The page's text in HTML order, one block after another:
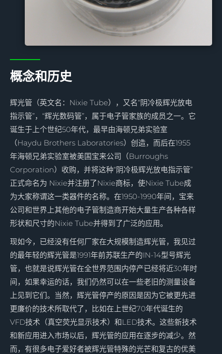
概念和历史
辉光管（英文名：Nixie Tube），又名“阴冷极辉光放电
指示管”，“辉光数码管”，属于电子管家族的成员之一。它
诞生于上个世纪50年代，最早由海顿兄弟实验室
（Haydu Brothers Laboratories）创造，而后在1955
年海顿兄弟实验室被美国宝来公司（Burroughs
Corporation）收购，并将这种“阴冷极辉光放电指示管”
正式命名为 Nixie并注册了Nixie商标，使Nixie Tube成
为大家称谓这一类器件的名称。在1950-1990年间，宝来
公司和世界上其他的电子管制造商开始大量生产各种各样
形状和尺寸的Nixie Tube并得到了广泛的应用。
现如今，已经没有任何厂家在大规模制造辉光管，我见过
的最年轻的辉光管是1991年前苏联生产的IN-14型号辉光
管，也就是说辉光管在全世界范围内停产已经将近30年时
间，如果幸运的话，我们仍然可以在一些老旧的测量设备
上见到它们。当然，辉光管停产的原因是因为它被更先进
更廉价的技术所取代了，比如在上世纪70年代诞生的
VFD技术（真空荧光显示技术）和LED技术。这些新技术
和新应用进入市场以后，辉光管的应用在逐步的减少。然
而，有很多电子爱好者被辉光管特殊的光芒和复古的优美